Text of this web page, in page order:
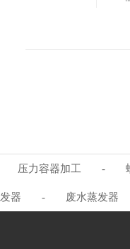
压力容器加工 -
发器 - 废水蒸发器